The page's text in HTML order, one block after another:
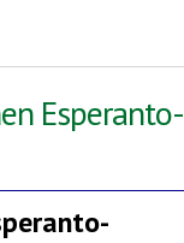
Esperanto-